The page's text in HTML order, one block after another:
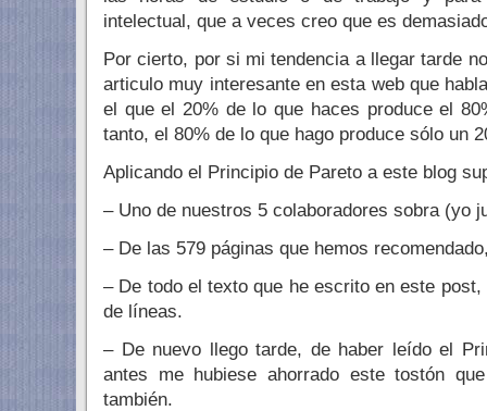
intelectual, que a veces creo que es
Por cierto, por si mi tendencia a llegar tarde
articulo muy interesante en esta web que
el que el 20% de lo que haces produce el
tanto, el 80% de lo que hago produce sólo un
Aplicando el Principio de Pareto a este blog
– Uno de nuestros 5 colaboradores sobra (yo
– De las 579 páginas que hemos
– De todo el texto que he escrito en este
de líneas.
– De nuevo llego tarde, de haber leído el
antes me hubiese ahorrado este tostón
también.